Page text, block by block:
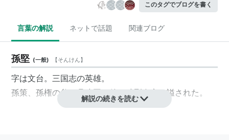
このタグでブログを書く
言葉の解説 ネットで話題 関連ブログ
孫堅 (一般) 【そんけん】
字は文台。三国志の英雄。
孫策、孫権の父。呉建国の後に武烈皇帝と謚された。
解説の続きを読む